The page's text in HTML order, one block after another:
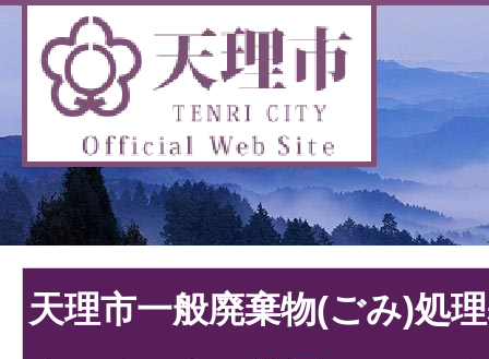
天理市一般廃棄物(ごみ)処